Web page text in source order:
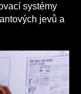
systémy
jevů a